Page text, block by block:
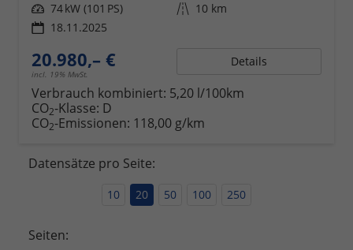
Leistung 74 kW (101 PS) Kilometerstand 10 km
18.11.2025
20.980,– €
incl. 19% MwSt.
Details
Verbrauch kombiniert: 5,20 l/100km
CO2-Klasse: D
CO2-Emissionen: 118,00 g/km
Datensätze pro Seite:
10 20 50 100 250
Seiten: